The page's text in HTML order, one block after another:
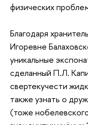
физических
Благодаря
Игоревне
уникальные
сделанный П.Л.
свертекучести
также узнать о
(тоже